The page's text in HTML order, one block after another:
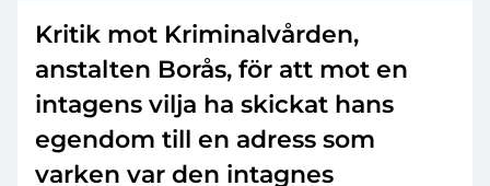
Kritik mot Kriminalvården,
anstalten Borås, för att mot en
intagens vilja ha skickat hans
egendom till en adress som
varken var den intagnes